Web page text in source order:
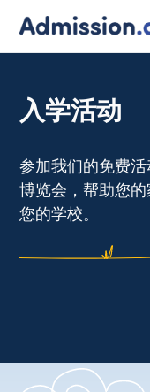
入学活动
参加我们的免费
博览会，帮助您
您的学校。